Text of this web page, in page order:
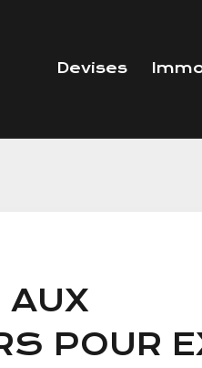
Devises
AUX
POUR